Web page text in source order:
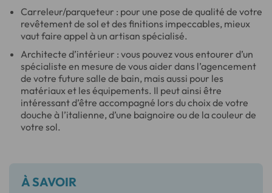
Carreleur/parqueteur : pour une pose de qualité de votre
revêtement de sol et des finitions impeccables, mieux
vaut faire appel à un artisan spécialisé.
Architecte d’intérieur : vous pouvez vous entourer d’un
spécialiste en mesure de vous aider dans l’agencement
de votre future salle de bain, mais aussi pour les
matériaux et les équipements. Il peut ainsi être
intéressant d’être accompagné lors du choix de votre
douche à l’italienne, d’une baignoire ou de la couleur de
votre sol.
À SAVOIR